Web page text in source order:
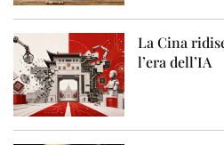
La Cina
l’era dell’IA